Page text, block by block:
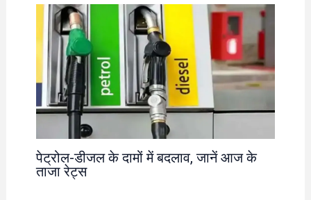
पेट्रोल-डीजल के दामों में बदलाव, जानें आज के
ताजा रेट्स